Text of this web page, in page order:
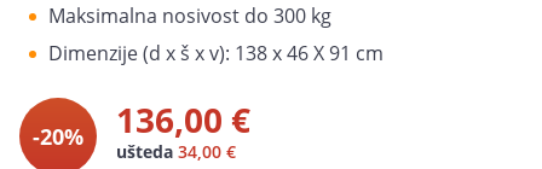
Maksimalna nosivost do 300 kg
Dimenzije (d x š x v): 138 x 46 X 91 cm
-20% 136,00 €
ušteda 34,00 €